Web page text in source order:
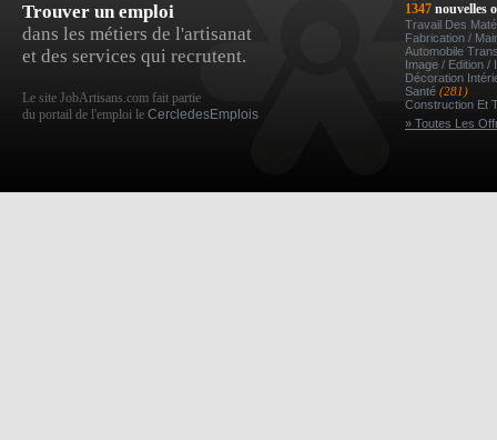
Trouver un emploi
dans les métiers de l'artisanat
et des services qui recrutent.
Le site JobArtisans.com fait partie
du portail de l'emploi le CercledesEmplois
1347 nouvelles
Travail Des
Fabrication /
Automobile
Image / Edition /
Décoration
Santé (281)
Construction Et
» Toutes Les